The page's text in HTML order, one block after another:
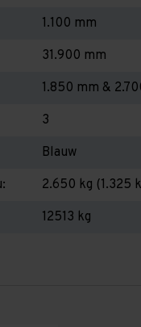
1.100 mm
31.900 mm
1.850 mm &
3
Blauw
2.650 kg (1.325
12513 kg